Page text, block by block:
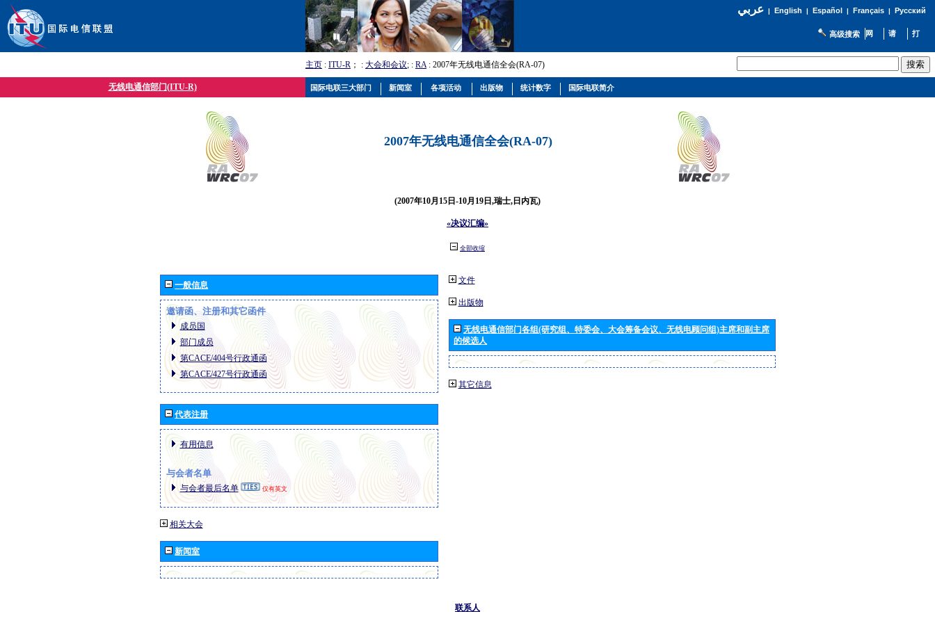
عربي| English | Español | Français| Русский
高级搜索
主页 : ITU-R ； : 大会和会议; : RA: 2007年无线电通信全会(RA-07)
无线电通信部门(ITU-R)
2007年无线电通信全会(RA-07)
(2007年10月15日-10月19日,瑞士,日内瓦)
«决议汇编»
全部收缩
一般信息
邀请函、注册和其它函件
成员国
部门成员
第CACE/404号行政通函
第CACE/427号行政通函
代表注册
有用信息
与会者名单
与会者最后名单 仅有英文
相关大会
新闻室
文件
出版物
无线电通信部门各组(研究组、特委会、大会筹备会议、无线电顾问组)主席和副主席
的候选人
其它信息
联系人
国际电联三大部门 新闻室 各项活动 出版物 统计数字 国际电联简介